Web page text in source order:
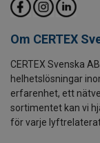
Om CERTEX
CERTEX Svenska
helhetslösningar
erfarenhet, ett
sortimentet kan vi
för varje